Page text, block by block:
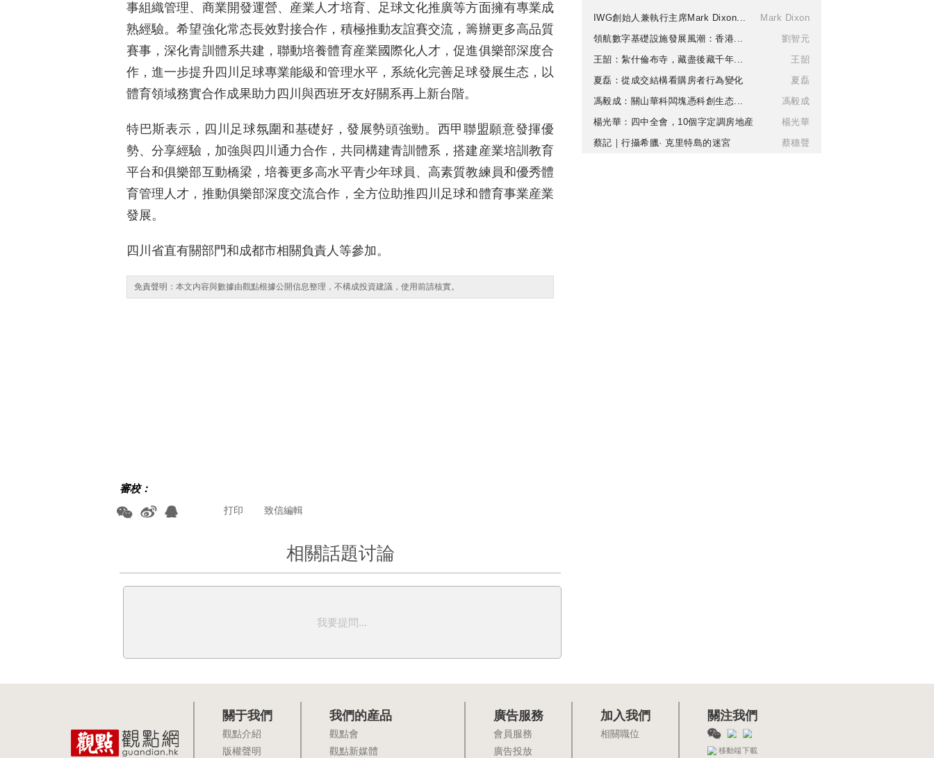
事組織管理、商業開發運營、産業人才培育、足球文化推廣等方面擁有專業成
熟經驗。希望強化常态長效對接合作，積極推動友誼賽交流，籌辦更多高品質
賽事，深化青訓體系共建，聯動培養體育産業國際化人才，促進俱樂部深度合
作，進一步提升四川足球專業能級和管理水平，系統化完善足球發展生态，以
體育領域務實合作成果助力四川與西班牙友好關系再上新台階。
特巴斯表示，四川足球氛圍和基礎好，發展勢頭強勁。西甲聯盟願意發揮優
勢、分享經驗，加強與四川通力合作，共同構建青訓體系，搭建産業培訓教育
平台和俱樂部互動橋梁，培養更多高水平青少年球員、高素質教練員和優秀體
育管理人才，推動俱樂部深度交流合作，全方位助推四川足球和體育事業産業
發展。
四川省直有關部門和成都市相關負責人等參加。
免責聲明：本文内容與數據由觀點根據公開信息整理，不構成投資建議，使用前請核實。
審校：
致信編輯
打印
相關話題讨論
我要提問...
IWG創始人兼執行主席Mark Dixon...
Mark Dixon
領航數字基礎設施發展風潮：香港...
劉智元
王韶：紮什倫布寺，藏盡後藏千年...
王韶
夏磊：從成交結構看購房者行為變化
夏磊
馮毅成：關山華科闆塊憑科創生态...
馮毅成
楊光華：四中全會，10個字定調房地産
楊光華
蔡記｜行攝希臘· 克里特島的迷宮
蔡穗聲
關于我們
觀點介紹
版權聲明
我們的産品
觀點會
觀點新媒體
廣告服務
會員服務
廣告投放
加入我們
相關職位
關注我們
移動端下載